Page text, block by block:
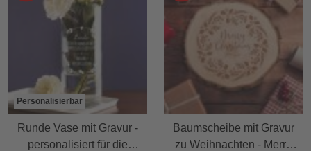
Personalisierbar
Runde Vase mit Gravur -
personalisiert für die
Baumscheibe mit Gravur
zu Weihnachten - Merry